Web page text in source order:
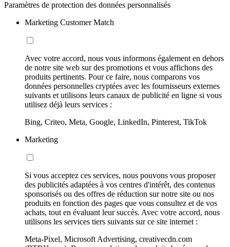
Paramètres de protection des données personnalisés
Marketing Customer Match
Avec votre accord, nous vous informons également en dehors
de notre site web sur des promotions et vous affichons des
produits pertinents. Pour ce faire, nous comparons vos
données personnelles cryptées avec les fournisseurs externes
suivants et utilisons leurs canaux de publicité en ligne si vous
utilisez déjà leurs services :
Bing, Criteo, Meta, Google, LinkedIn, Pinterest, TikTok
Marketing
Si vous acceptez ces services, nous pouvons vous proposer
des publicités adaptées à vos centres d'intérêt, des contenus
sponsorisés ou des offres de réduction sur notre site ou nos
produits en fonction des pages que vous consultez et de vos
achats, tout en évaluant leur succès. Avec votre accord, nous
utilisons les services tiers suivants sur ce site internet :
Meta-Pixel, Microsoft Advertising, creativecdn.com